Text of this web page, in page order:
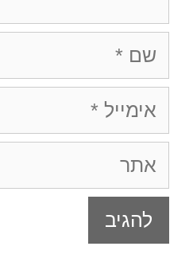
שם
אימייל
אתר